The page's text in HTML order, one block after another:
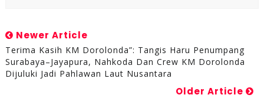
Newer Article
Terima Kasih KM Dorolonda”: Tangis Haru Penumpang
Surabaya–Jayapura, Nahkoda Dan Crew KM Dorolonda
Dijuluki Jadi Pahlawan Laut Nusantara
Older Article